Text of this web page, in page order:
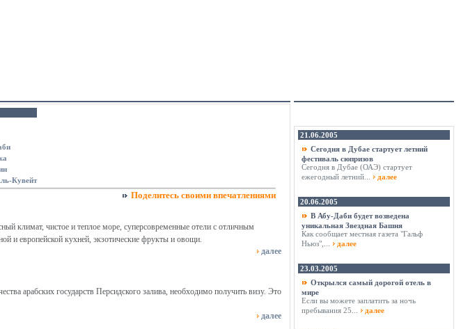
Кувейт
Поделитесь своими впечатлениями
климат, чистое и теплое море, суперсовременные отели с отличным
и европейской кухней, экзотические фрукты и овощи.
далее
арабских государств Персидского залива, необходимо получить визу. Это
далее
21.06.2005
Сегодня в Дубае стартует летний
фестиваль сюпризов
Сегодня в Дубае (ОАЭ) стартует
ежегодный летний...
далее
20.06.2005
В Абу-Даби будет возведена
уникальная Звездная Башня
Как сообщает местная газета "Гальф
Ньюз",...
далее
23.03.2005
Открылся самый дорогой отель в
мире
Если вы можете заплатить за ночь
пребывания 25...
далее